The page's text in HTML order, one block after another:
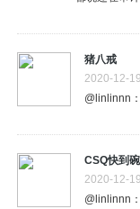
猪八戒
2020-12-
@linlinnn
CSQ快到
2020-12-
@linlinnn